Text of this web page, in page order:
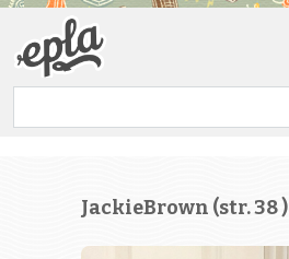
JackieBrown (str. 38 )